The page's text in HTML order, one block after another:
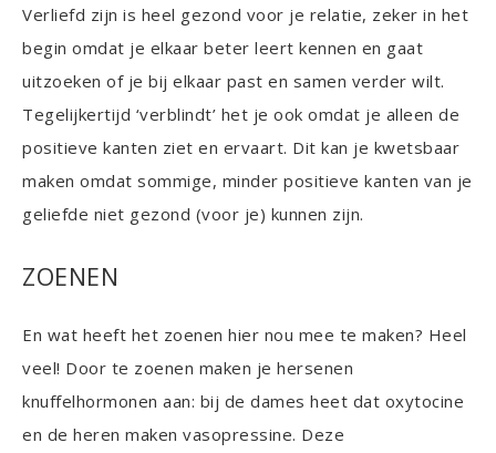
Verliefd zijn is heel gezond voor je relatie, zeker in het
begin omdat je elkaar beter leert kennen en gaat
uitzoeken of je bij elkaar past en samen verder wilt.
Tegelijkertijd ‘verblindt’ het je ook omdat je alleen de
positieve kanten ziet en ervaart. Dit kan je kwetsbaar
maken omdat sommige, minder positieve kanten van je
geliefde niet gezond (voor je) kunnen zijn.
ZOENEN
En wat heeft het zoenen hier nou mee te maken? Heel
veel! Door te zoenen maken je hersenen
knuffelhormonen aan: bij de dames heet dat oxytocine
en de heren maken vasopressine. Deze